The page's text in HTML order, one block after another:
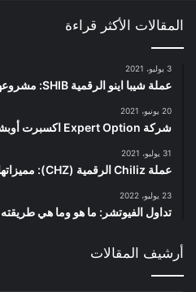
المقالات الأكثر قراءة
3 يوليو، 2021
عملة شيبا اينو الرقمية SHIB: مشروعها ومميزاتها ومستقبلها
20 يونيو، 2021
شركة Expert Option اكسبرت أوبشن: تقييمها ومصداقيتها
31 يوليو، 2021
عملة Chiliz الرقمية (CHZ): مميزاتها وتوقعاتها ومستقبلها
23 يوليو، 2022
تداول الفيوتشر: ما هو وما هي
أرشيف المقالات